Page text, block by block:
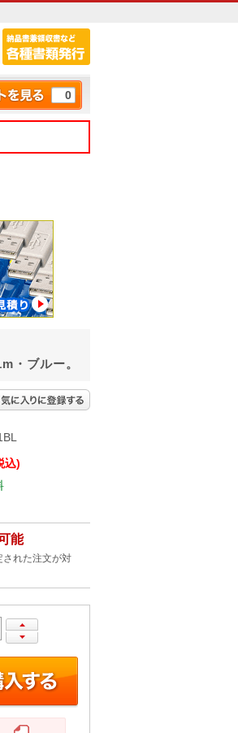
0
・ブルー。
込)
能
された注文が対